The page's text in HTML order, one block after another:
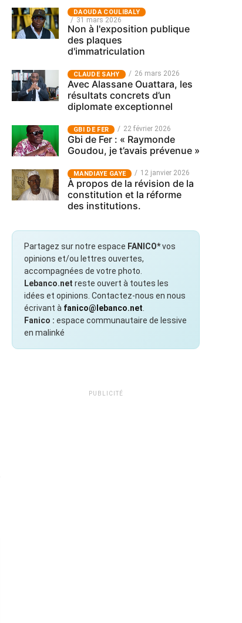
‎DAOUDA COULIBALY
31 mars 2026
Non à l'exposition publique
des plaques
d'immatriculation
CLAUDE SAHY 26 mars 2026
Avec Alassane Ouattara, les
résultats concrets d’un
diplomate exceptionnel
GBI DE FER 22 février 2026
Gbi de Fer : « Raymonde
Goudou, je t’avais prévenue »
MANDIAYE GAYE 12 janvier 2026
À propos de la révision de la
constitution et la réforme
des institutions.
Partagez sur notre espace FANICO*vos
opinions et/ou lettres ouvertes,
accompagnées de votre photo.
Lebanco.net reste ouvert à toutes les
idées et opinions. Contactez-nous en nous
écrivant à fanico@lebanco.net
Fanico : espace communautaire de lessive
en malinké
PUBLICITÉ